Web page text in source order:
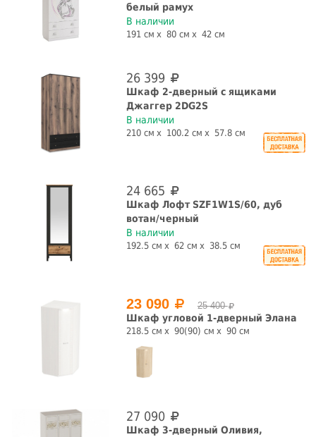
белый рамух
В наличии
191 см 80 см 42 см
26 399
Шкаф 2-дверный с ящиками
Джаггер 2DG2S
В наличии
210 см 100.2 см 57.8 см
24 665
Шкаф Лофт SZF1W1S/60, дуб
вотан/черный
В наличии
192.5 см 62 см 38.5 см
23 090 25 400
Шкаф угловой 1-дверный Элана
218.5 см 90(90) см 90 см
27 090
Шкаф 3-дверный Оливия,